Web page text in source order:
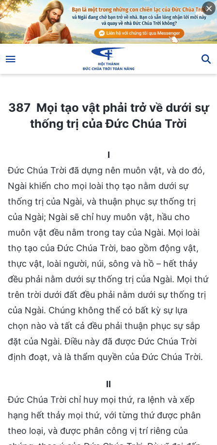
387 Mọi tạo vật phải trở về dưới sự
thống trị của Đức Chúa Trời
I
Đức Chúa Trời đã dựng nên muôn vật, và do đó,
Ngài khiến cho mọi loài thọ tạo nằm dưới sự
thống trị của Ngài, và thuận phục sự thống trị
của Ngài; Ngài sẽ chỉ huy muôn vật, hầu cho
muôn vật đều nằm trong tay của Ngài. Mọi loài
thọ tạo của Đức Chúa Trời, bao gồm động vật,
thực vật, loài người, núi, sông và hồ – hết thảy
đều phải nằm dưới sự thống trị của Ngài. Mọi thứ
trên trời dưới đất đều phải nằm dưới sự thống trị
của Ngài. Chúng không thể có bất kỳ sự lựa
chọn nào và tất cả đều phải thuận phục sự sắp
đặt của Ngài. Điều này đã được Đức Chúa Trời
định đoạt, và là thẩm quyền của Đức Chúa Trời.
II
Đức Chúa Trời chỉ huy mọi thứ, ra lệnh và xếp
hạng hết thảy mọi thứ, với từng thứ được phân
theo loại, và được phân công vị trí riêng của